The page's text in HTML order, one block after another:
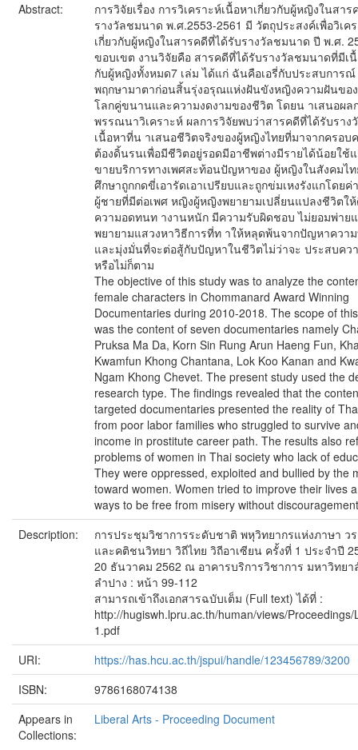
Abstract:
การวิจัยเรื่อง การวิเคราะห์เนื้อหาเกี่ยวกับผู้หญิงในสา
รางวัลชมนาด พ.ศ.2553-2561 มี วัตถุประสงค์เพื่อวิเค
เกี่ยวกับผู้หญิงในสารคดีที่ได้รับรางวัลชมนาด ปี พ.ศ.
ขอบเขต งานวิจัยคือ สารคดีที่ได้รับรางวัลชมนาดที่มีเนื้
กับผู้หญิงทั้งหมด7 เล่ม ได้แก่ ฉันคือเอรี่กับประสบการ
พฤกษามาตาก่อนสิ้นรุ่งอรุณแห่งฝันขังหญิงความฝันขอ
โลกคู่ขนานและความงดงามของชีวิต โดยน าเสนอผล
พรรณนาวิเคราะห์ ผลการวิจัยพบว่าสารคดีที่ได้รับรา
เนื้อหาที่น าเสนอชีวิตจริงของผู้หญิงไทยที่มาจากครอบ
ต้องดิ้นรนเพื่อมีชีวิตอยู่รอดมีอาชีพต่างมีรายได้น้อยใช้
ขายบริการทางเพศสะท้อนปัญหาของ ผู้หญิงในสังคมไ
ศึกษาถูกกดขี่เอารัดเอาเปรียบและถูกข่มเหงรังแกโดย
ผู้ชายที่มีต่อเพศ หญิงผู้หญิงพยายามเปลี่ยนแปลงชีวิตใ
ความอดทนท างานหนัก มีความรับผิดชอบ ไม่ยอมพ่าย
พยายามแสวงหาวิธีการที่ท าให้หลุดพ้นจากปัญหาควา
และมุ่งมั่นที่จะต่อสู้กับปัญหาในชีวิตไม่ว่าจะ ประสบคว
หรือไม่ก็ตาม
The objective of this study was to analyze the
female characters in Chommanard Award Winning
Documentaries during 2010-2018. The scope of
was the content of seven documentaries namely
Pruksa Ma Da, Korn Sin Rung Arun Haeng Fun,
Kwamfun Khong Chantana, Lok Koo Kanan and
Ngam Khong Chevet. The present study used the
research type. The findings revealed that the
targeted documentaries presented the reality of
from poor labor families who struggled to survive
income in prostitute career path. The results also
problems of women in Thai society who lack of
They were oppressed, exploited and bullied by the
toward women. Women tried to improve their lives
ways to be free from misery without
Description:
การประชุมวิชาการระดับชาติ พหุวิทยากรแห่งภาษา ว
และคติชนวิทยา วิถีไทย วิถีอาเซียน ครั้งที่ 1 ประจำปี
20 ธันวาคม 2562 ณ อาคารบริการวิชาการ มหาวิทย
ลำปาง : หน้า 99-112
สามารถเข้าถึงเอกสารฉบับเต็ม (Full text) ได้ที่ :
http://hugiswh.lpru.ac.th/human/views/Proceedings/
1.pdf
URI:
https://has.hcu.ac.th/jspui/handle/123456789/3200
ISBN:
9786168074138
Appears in
Collections:
Liberal Arts - Proceeding Document